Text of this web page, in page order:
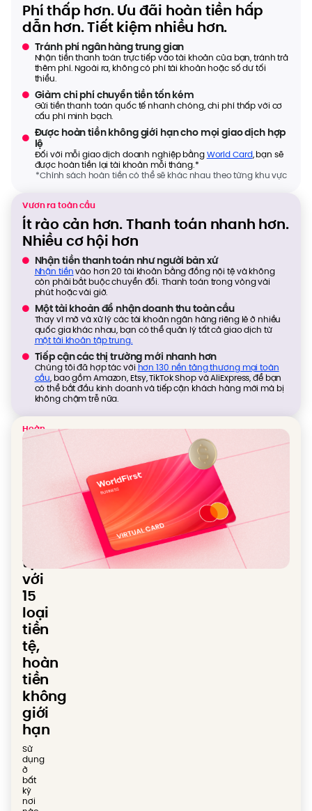
Phí thấp hơn. Ưu đãi hoàn tiền hấp
dẫn hơn. Tiết kiệm nhiều hơn.
Tránh phí ngân hàng trung gian
Nhận tiền thanh toán trực tiếp vào tài khoản của bạn, tránh trả
thêm phí. Ngoài ra, không có phí tài khoản hoặc số dư tối
thiểu.
Giảm chi phí chuyển tiền tốn kém
Gửi tiền thanh toán quốc tế nhanh chóng, chi phí thấp với cơ
cấu phí minh bạch.
Được hoàn tiền không giới hạn cho mọi giao dịch hợp
lệ
Đối với mỗi giao dịch doanh nghiệp bằngWorld Card, bạn sẽ
được hoàn tiền lại tài khoản mỗi tháng.*
*Chính sách hoàn tiền có thể sẽ khác nhau theo từng khu vực
Vươn ra toàn cầu
Ít rào cản hơn. Thanh toán nhanh hơn.
Nhiều cơ hội hơn
Nhận tiền thanh toán như người bản xứ
Nhận tiềnvào hơn 20 tài khoản bằng đồng nội tệ và không
còn phải bắt buộc chuyển đổi. Thanh toán trong vòng vài
phút hoặc vài giờ.
Một tài khoản để nhận doanh thu toàn cầu
Thay vì mở và xử lý các tài khoản ngân hàng riêng lẻ ở nhiều
quốc gia khác nhau, bạn có thể quản lý tất cả giao dịch từ
một tài khoản tập trung.
Tiếp cận các thị trường mới nhanh hơn
Chúng tôi đã hợp tác với hơn 130 nền tảng thương mại toàn
cầu, bao gồm Amazon, Etsy, TikTok Shop và AliExpress, để bạn
có thể bắt đầu kinh doanh và tiếp cận khách hàng mới mà bị
không chậm trễ nữa.
Hoàn
tiền
phí
chuyển
tệ
với
15
loại
tiền
tệ,
hoàn
tiền
không
giới
hạn
Sử
dụng
ở
bất
kỳ
nơi